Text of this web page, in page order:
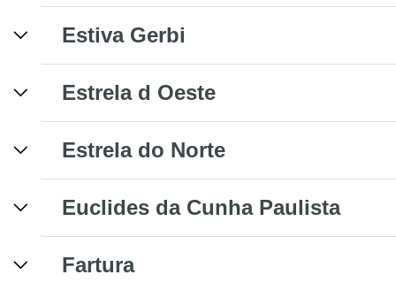
Estiva Gerbi
Estrela d Oeste
Estrela do Norte
Euclides da Cunha Paulista
Fartura